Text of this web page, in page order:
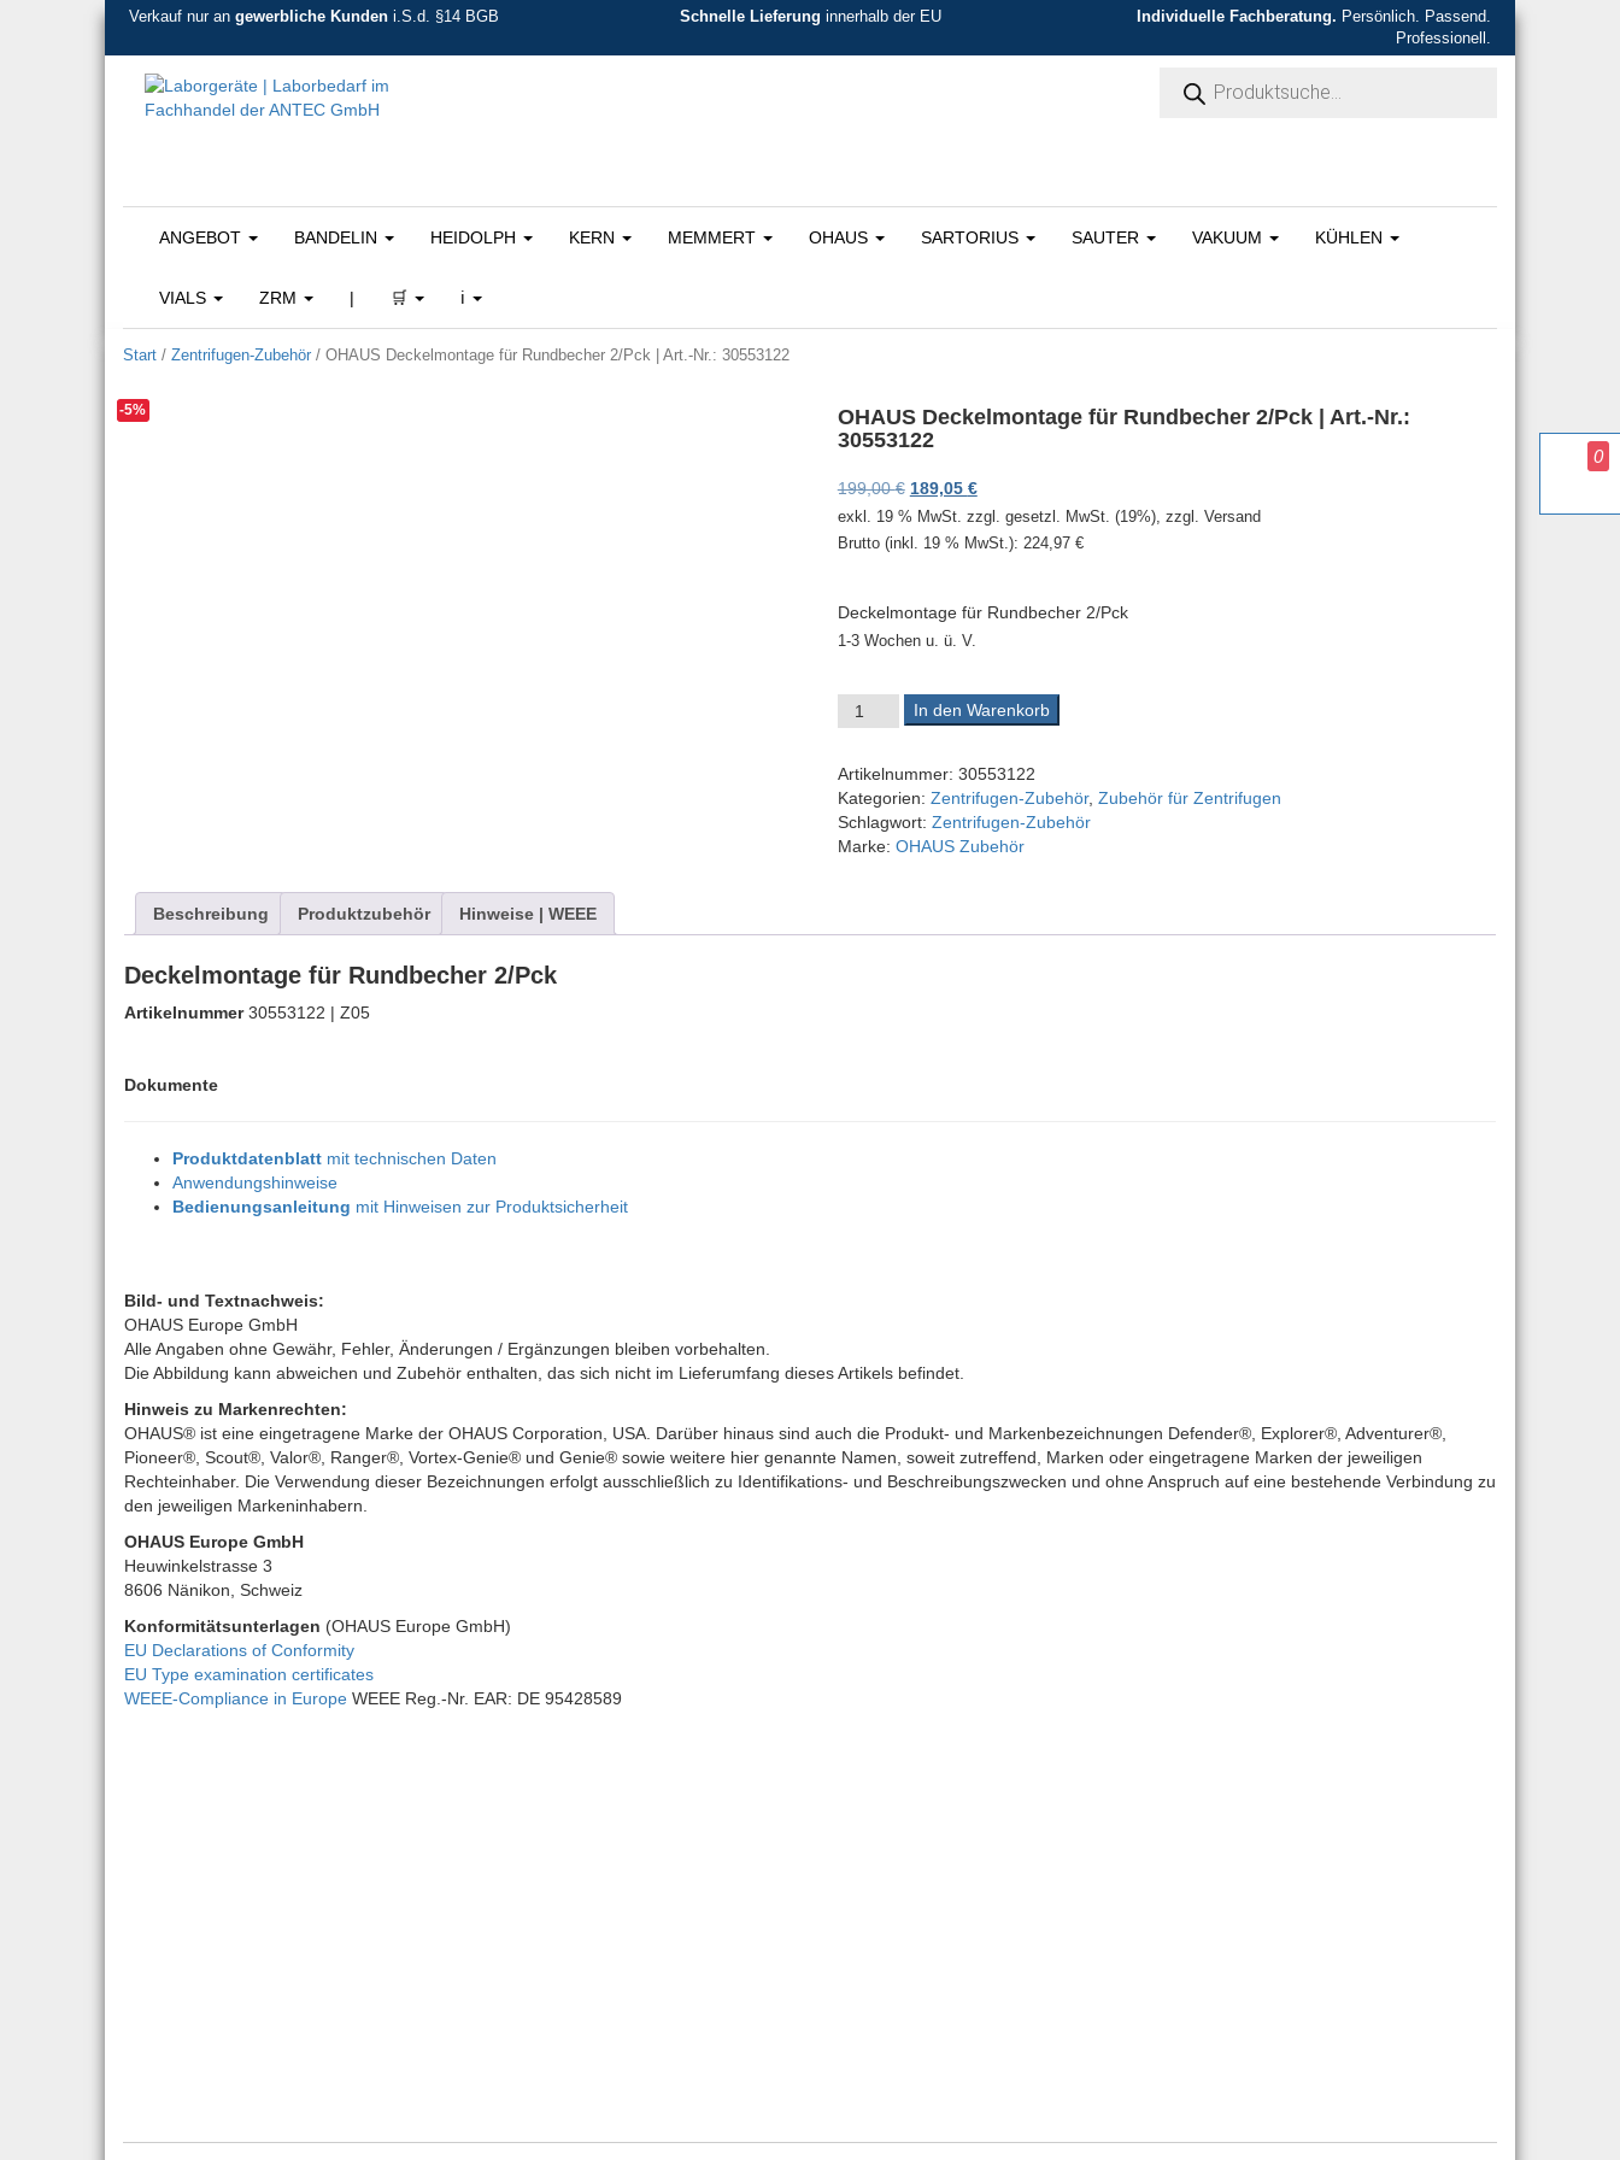
Verkauf nur an gewerbliche Kunden i.S.d. §14 BGB Schnelle Lieferung innerhalb der EU Individuelle Fachberatung. Persönlich. Passend.
Professionell.
ANGEBOT BANDELIN HEIDOLPH KERN MEMMERT OHAUS SARTORIUS SAUTER VAKUUM KÜHLEN
VIALS ZRM | 🛒 ℹ️
Start / Zentrifugen-Zubehör / OHAUS Deckelmontage für Rundbecher 2/Pck | Art.-Nr.: 30553122
-5%
OHAUS Deckelmontage für Rundbecher 2/Pck | Art.-Nr.:
30553122
199,00€ Ursprünglicher Preis war: 199,00 €
189,05 €Aktueller Preis ist: 189,05 €.
exkl. 19 % MwSt. zzgl. gesetzl. MwSt. (19%), zzgl. Versand
Brutto (inkl. 19 % MwSt.): 224,97 €
Deckelmontage für Rundbecher 2/Pck
1-3 Wochen u. ü. V.
OHAUS Deckelmontage für Rundbecher 2/Pck | Art.-Nr.: 30553122 Menge
In den Warenkorb
Artikelnummer: 30553122
Kategorien: Zentrifugen-Zubehör, Zubehör für Zentrifugen
Schlagwort: Zentrifugen-Zubehör
Marke: OHAUS Zubehör
Beschreibung Produktzubehör Hinweise | WEEE
Deckelmontage für Rundbecher 2/Pck
Artikelnummer30553122 | Z05
Dokumente
Produktdatenblatt mit technischen Daten
Anwendungshinweise
Bedienungsanleitung mit Hinweisen zur Produktsicherheit
Bild- und Textnachweis:
OHAUS Europe GmbH
Alle Angaben ohne Gewähr, Fehler, Änderungen / Ergänzungen bleiben vorbehalten.
Die Abbildung kann abweichen und Zubehör enthalten, das sich nicht im Lieferumfang dieses Artikels befindet.
Hinweis zu Markenrechten:
OHAUS® ist eine eingetragene Marke der OHAUS Corporation, USA. Darüber hinaus sind auch die Produkt- und Markenbezeichnungen Defender®, Explorer®, Adventurer®,
Pioneer®, Scout®, Valor®, Ranger®, Vortex-Genie® und Genie® sowie weitere hier genannte Namen, soweit zutreffend, Marken oder eingetragene Marken der jeweiligen
Rechteinhaber. Die Verwendung dieser Bezeichnungen erfolgt ausschließlich zu Identifikations- und Beschreibungszwecken und ohne Anspruch auf eine bestehende Verbindung zu
den jeweiligen Markeninhabern.
OHAUS Europe GmbH
Heuwinkelstrasse 3
8606 Nänikon, Schweiz
Konformitätsunterlagen (OHAUS Europe GmbH)
EU Declarations of Conformity
EU Type examination certificates
WEEE-Compliance in Europe WEEE Reg.-Nr. EAR: DE 95428589
0